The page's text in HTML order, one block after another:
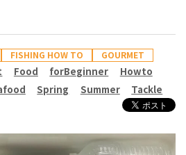
FISHING HOW TO GOURMET
Food forBeginner
Howto
Spring Summer Tackle